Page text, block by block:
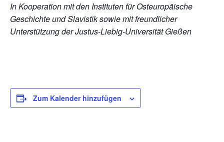
In Kooperation mit den Instituten für Osteuropäische
Geschichte und Slavistik sowie mit freundlicher
Unterstützung der Justus-Liebig-Universität Gießen
Zum Kalender hinzufügen